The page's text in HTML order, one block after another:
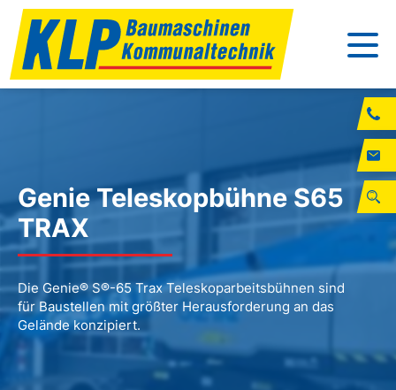
Genie Teleskopbühne S65
TRAX
Die Genie® S®-65 Trax Teleskoparbeitsbühnen sind
für Baustellen mit größter Herausforderung an das
Gelände konzipiert.